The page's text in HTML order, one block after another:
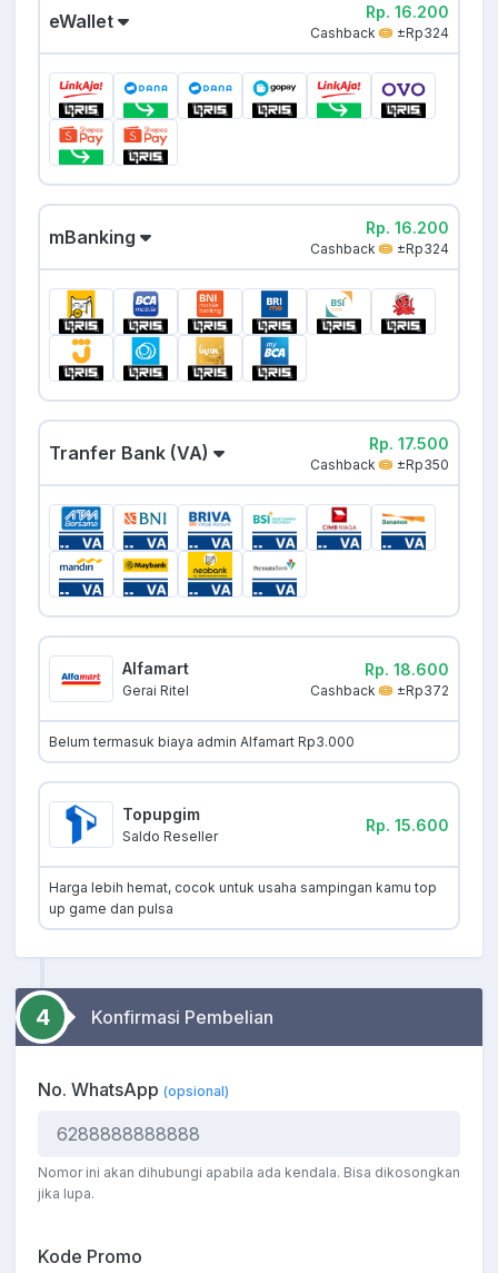
eWallet Rp. 16.200
Cashback ±Rp324
mBanking Rp. 16.200
Cashback ±Rp324
Tranfer Bank (VA) Rp. 17.500
Cashback ±Rp350
Alfamart
Gerai Ritel
Rp. 18.600
Cashback ±Rp372
Belum termasuk biaya admin Alfamart Rp3.000
Topupgim
Saldo Reseller
Rp. 15.600
Harga lebih hemat, cocok untuk usaha sampingan kamu top
up game dan pulsa
4 Konfirmasi Pembelian
No. WhatsApp (opsional)
Nomor ini akan dihubungi apabila ada kendala. Bisa dikosongkan
jika lupa.
Kode Promo